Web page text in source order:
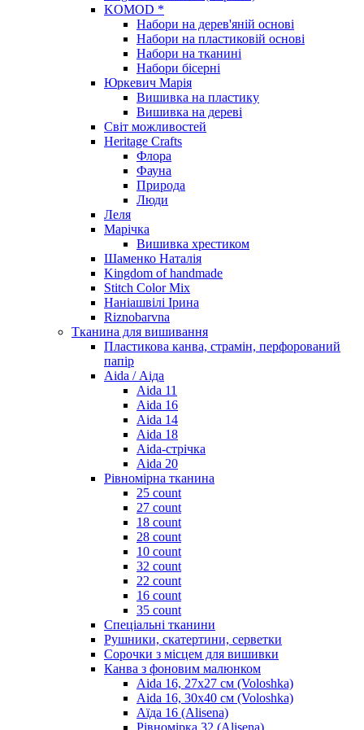
KOMOD *
Набори на дерев'яній основі
Набори на пластиковій основі
Набори на тканині
Набори бісерні
Юркевич Марія
Вишивка на пластику
Вишивка на дереві
Світ можливостей
Heritage Crafts
Флора
Фауна
Природа
Люди
Леля
Марічка
Вишивка хрестиком
Шаменко Наталія
Kingdom of handmade
Stitch Color Mix
Наніашвілі Ірина
Riznobarvna
Тканина для вишивання
Пластикова канва, страмін, перфорований
папір
Aida / Аіда
Aida 11
Aida 16
Aida 14
Aida 18
Aida-стрічка
Aida 20
Рівномірна тканина
25 count
27 count
18 count
28 count
10 count
32 count
22 count
16 count
35 count
Спеціальні тканини
Рушники, скатертини, серветки
Сорочки з місцем для вишивки
Канва з фоновим малюнком
Aida 16, 27х27 см (Voloshka)
Aida 16, 30х40 см (Voloshka)
Аїда 16 (Alisena)
Рівномірка 32 (Alisena)